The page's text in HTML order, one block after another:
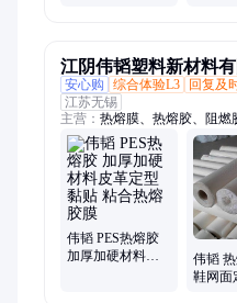
江阴伟韬塑料新材料有
安心购
综合体验L3 回复及
江苏无锡
主营： 热熔膜、热熔胶、阻燃
膜、PA热熔胶膜、PES胶膜
膜、泼水布胶膜、金属板胶膜
伟韬 PES热熔胶
加厚加硬材料皮
伟韬
鞋网面